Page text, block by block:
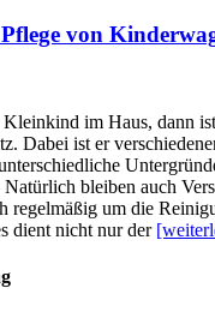
von
im Haus, dann
Dabei ist er
bleiben auch
regelmäßig um die
dient nicht nur der